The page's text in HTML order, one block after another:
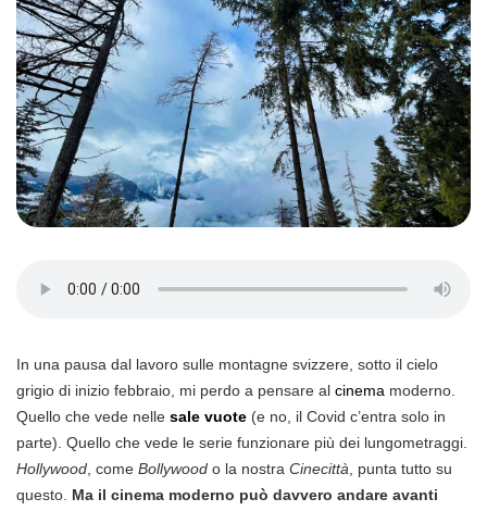
In una pausa dal lavoro sulle montagne svizzere, sotto il cielo
grigio di inizio febbraio, mi perdo a pensare al cinema moderno.
Quello che vede nelle sale vuote (e no, il Covid c’entra solo in
parte). Quello che vede le serie funzionare più dei lungometraggi.
Hollywood , come Bollywood o la nostra Cinecittà , punta tutto su
questo. Ma il cinema moderno può davvero andare avanti